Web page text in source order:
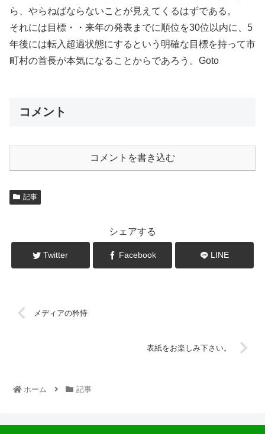
ら、やらねばならないことが見えてくるはずである。
それには目標・・来年の発表までに順位を30位以内に、5
年後には転入超過状態にするという明確な目標を持って市
町村の首長が本気になることからであろう。Goto
コメント
コメントを書き込む
記事
シェアする
Twitter Facebook LINE
メディアの矜恃
表紙をお楽しみ下さい。
ホーム 記事